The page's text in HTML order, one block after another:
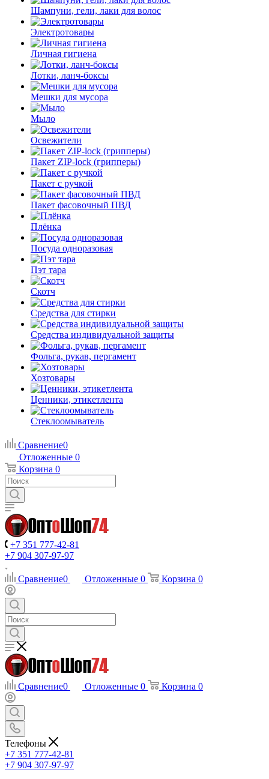
Шампуни, гели, лаки для волос
Электротовары
Личная гигиена
Лотки, ланч-боксы
Мешки для мусора
Мыло
Освежители
Пакет ZIP-lock (грипперы)
Пакет с ручкой
Пакет фасовочный ПВД
Плёнка
Посуда одноразовая
Пэт тара
Скотч
Средства для стирки
Средства индивидуальной защиты
Фольга, рукав, пергамент
Хозтовары
Ценники, этикетлента
Стеклоомыватель
Сравнение0
Отложенные 0
Корзина 0
+7 351 777-42-81
+7 904 307-97-97
Сравнение0 Отложенные 0 Корзина 0
Сравнение0 Отложенные 0 Корзина 0
Телефоны
+7 351 777-42-81
+7 904 307-97-97